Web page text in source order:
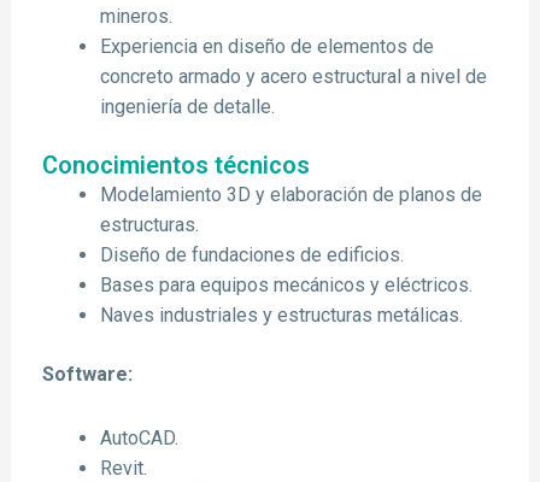
mineros.
Experiencia en diseño de elementos de
concreto armado y acero estructural a nivel de
ingeniería de detalle.
Conocimientos técnicos
Modelamiento 3D y elaboración de planos de
estructuras.
Diseño de fundaciones de edificios.
Bases para equipos mecánicos y eléctricos.
Naves industriales y estructuras metálicas.
Software:
AutoCAD.
Revit.